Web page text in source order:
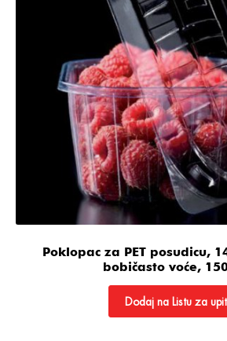
Poklopac za PET posudicu,
bobičasto voće,
Dodaj na Listu za upit